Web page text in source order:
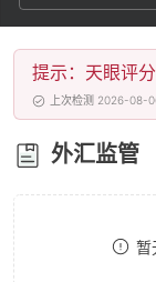
3
4
5
6
7
提示：天眼评
上次检测 2026-08-
外汇监管
暂